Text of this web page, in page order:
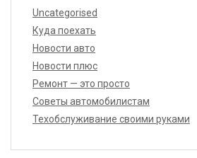
Uncategorised
Куда поехать
Новости авто
Новости плюс
Ремонт — это просто
Советы автомобилистам
Техобслуживание своими руками